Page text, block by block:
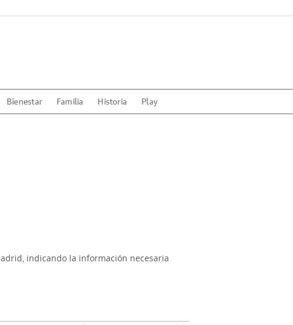
Bienestar Familia Historia Play
indicando la información necesaria